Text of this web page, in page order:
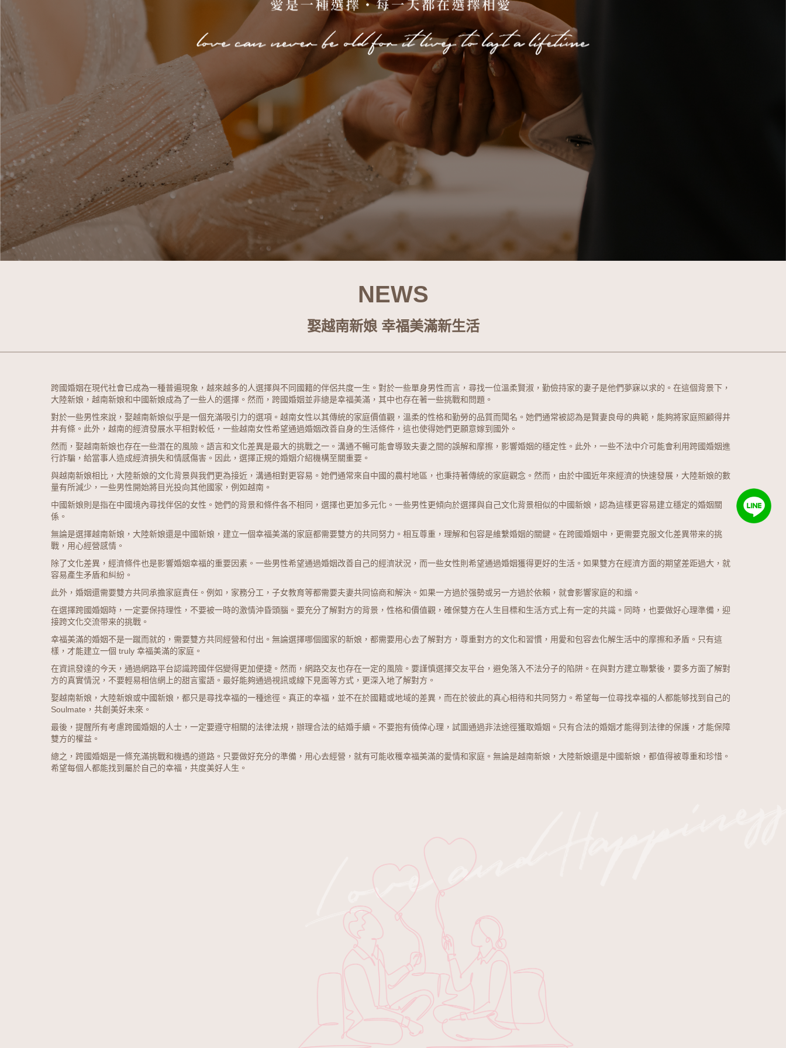
NEWS
娶越南新娘 幸福美滿新生活
跨國婚姻在現代社會已成為一種普遍現象，越來越多的人選擇與不同國籍的伴侶共度一生。對於一些單身男性而言，尋找一位溫柔賢淑，勤儉持家的妻子是他們夢寐以求的。在這個背景下，
大陸新娘 ， 越南新娘和中國新娘成為了一些人的選擇。然而，跨國婚姻並非總是幸福美滿，其中也存在著一些挑戰和問題。
對於一些男性來說，娶越南新娘似乎是一個充滿吸引力的選項。越南女性以其傳統的家庭價值觀，溫柔的性格和勤勞的品質而聞名。她們通常被認為是賢妻良母的典範，能夠將家庭照顧得井
井有條。此外，越南的經濟發展水平相對較低，一些越南女性希望通過婚姻改善自身的生活條件，這也使得她們更願意嫁到國外。
然而，娶越南新娘也存在一些潛在的風險。語言和文化差異是最大的挑戰之一。溝通不暢可能會導致夫妻之間的誤解和摩擦，影響婚姻的穩定性。此外，一些不法中介可能會利用跨國婚姻進
行詐騙，給當事人造成經濟損失和情感傷害。因此，選擇正規的婚姻介紹機構至關重要。
與越南新娘相比，大陸新娘的文化背景與我們更為接近，溝通相對更容易。她們通常來自中國的農村地區，也秉持著傳統的家庭觀念。然而，由於中國近年來經濟的快速發展，大陸新娘的數
量有所減少，一些男性開始將目光投向其他國家，例如越南。
中國新娘則是指在中國境內尋找伴侶的女性。她們的背景和條件各不相同，選擇也更加多元化。一些男性更傾向於選擇與自己文化背景相似的中國新娘，認為這樣更容易建立穩定的婚姻關
係。
無論是選擇越南新娘，大陸新娘還是中國新娘，建立一個幸福美滿的家庭都需要雙方的共同努力。相互尊重，理解和包容是維繫婚姻的關鍵。在跨國婚姻中，更需要克服文化差異带来的挑
戰，用心經營感情。
除了文化差異，經濟條件也是影響婚姻幸福的重要因素。一些男性希望通過婚姻改善自己的經濟狀況，而一些女性則希望通過婚姻獲得更好的生活。如果雙方在經濟方面的期望差距過大，就
容易產生矛盾和糾紛。
此外，婚姻還需要雙方共同承擔家庭責任。例如，家務分工，子女教育等都需要夫妻共同協商和解決。如果一方過於强勢或另一方過於依賴，就會影響家庭的和諧。
在選擇跨國婚姻時，一定要保持理性，不要被一時的激情沖昏頭腦。要充分了解對方的背景，性格和價值觀，確保雙方在人生目標和生活方式上有一定的共識。同時，也要做好心理準備，迎
接跨文化交流带来的挑戰。
幸福美滿的婚姻不是一蹴而就的，需要雙方共同經營和付出。無論選擇哪個國家的新娘，都需要用心去了解對方，尊重對方的文化和習慣，用愛和包容去化解生活中的摩擦和矛盾。只有這
樣，才能建立一個 truly 幸福美滿的家庭。
在資訊發達的今天，通過網路平台認識跨國伴侶變得更加便捷。然而，網路交友也存在一定的風險。要謹慎選擇交友平台，避免落入不法分子的陷阱。在與對方建立聯繫後，要多方面了解對
方的真實情況，不要輕易相信網上的甜言蜜語。最好能夠通過視訊或線下見面等方式，更深入地了解對方。
娶越南新娘，大陸新娘或中國新娘，都只是尋找幸福的一種途徑。真正的幸福，並不在於國籍或地域的差異，而在於彼此的真心相待和共同努力。希望每一位尋找幸福的人都能够找到自己的
Soulmate，共創美好未來。
最後，提醒所有考慮跨國婚姻的人士，一定要遵守相關的法律法規，辦理合法的結婚手續。不要抱有僥倖心理，試圖通過非法途徑獲取婚姻。只有合法的婚姻才能得到法律的保護，才能保障
雙方的權益。
總之，跨國婚姻是一條充滿挑戰和機遇的道路。只要做好充分的準備，用心去經營，就有可能收穫幸福美滿的愛情和家庭。無論是越南新娘，大陸新娘還是中國新娘，都值得被尊重和珍惜。
希望每個人都能找到屬於自己的幸福，共度美好人生。